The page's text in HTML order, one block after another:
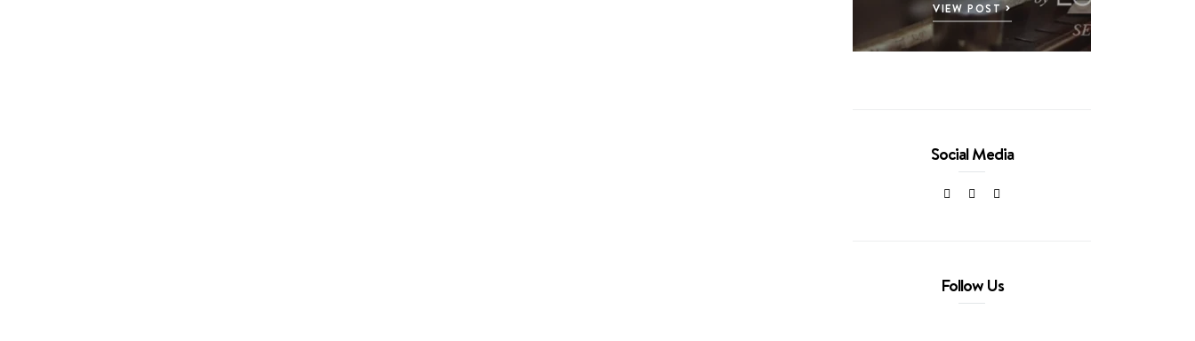
VIEW POST
Social Media
Follow Us